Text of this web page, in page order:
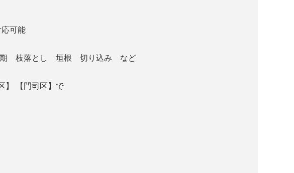
可能
枝落とし 垣根 切り込み など
】 【門司区】で